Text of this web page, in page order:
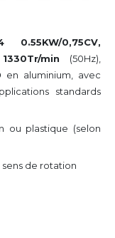
0,75CV,
1330Tr/min (50Hz),
en aluminium, avec
standards
ou plastique (selon
de rotation